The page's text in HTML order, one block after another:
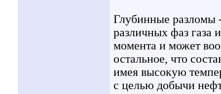
Глубинные разломы
различных фаз газа
момента и может
остальное, что
имея высокую
с целью добычи